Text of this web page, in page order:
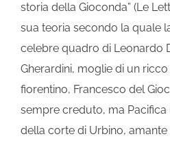
storia della Gioconda” (Le
sua teoria secondo la quale
celebre quadro di Leonardo
Gherardini, moglie di un
fiorentino, Francesco del
sempre creduto, ma Pacifica
della corte di Urbino, amante